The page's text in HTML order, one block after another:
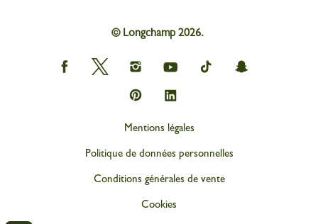
© Longchamp 2026.
Longchamp
on
Longchamp
on
Longchamp
on
Instagram
Longchamp
on
youtube
Longchamp
on
Longchamp
on
Longchamp
on
Longchamp
on
Mentions légales
Politique de données personnelles
Conditions générales de vente
Cookies